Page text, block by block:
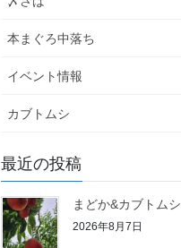
本まぐろ中落ち
イベント情報
カブトムシ
最近の投稿
まどか&カブトムシ
2026年8月7日